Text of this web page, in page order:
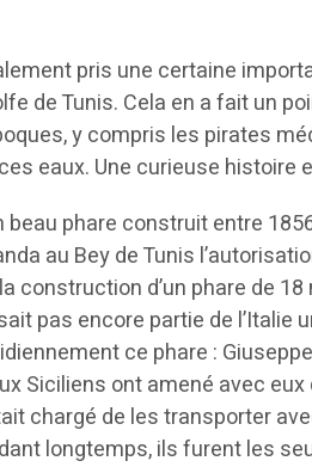
pris une certaine
de Tunis. Cela en a fait un
y compris les pirates
eaux. Une curieuse histoire
beau phare construit entre
au Bey de Tunis
construction d’un phare de
pas encore partie de l’Italie
ce phare :
Siciliens ont amené avec
chargé de les transporter
longtemps, ils furent les